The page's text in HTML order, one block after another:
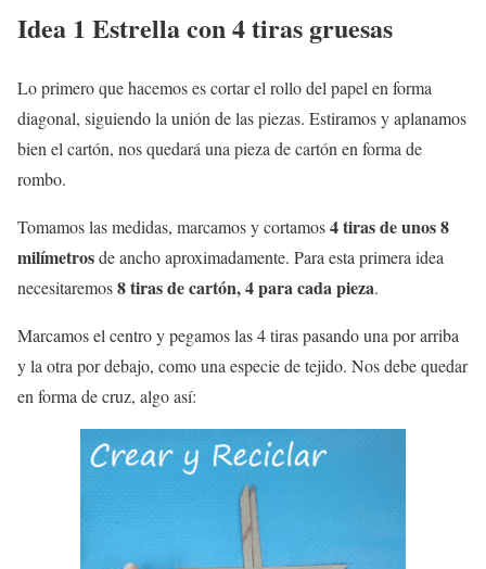
Idea 1 Estrella con 4 tiras gruesas
Lo primero que hacemos es cortar el rollo del papel en forma
diagonal, siguiendo la unión de las piezas. Estiramos y aplanamos
bien el cartón, nos quedará una pieza de cartón en forma de
rombo.
Tomamos las medidas, marcamos y cortamos4 tiras de unos 8
milímetrosde ancho aproximadamente. Para esta primera idea
necesitaremos8 tiras de cartón, 4 para cada pieza.
Marcamos el centro y pegamos las 4 tiras pasando una por arriba
y la otra por debajo, como una especie de tejido. Nos debe quedar
en forma de cruz, algo así: